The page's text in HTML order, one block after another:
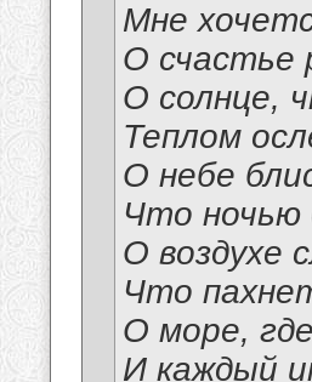
Мне
О счастье
О солнце,
Теплом
О небе
Что ночью
О воздухе
Что
О море,
И каждый